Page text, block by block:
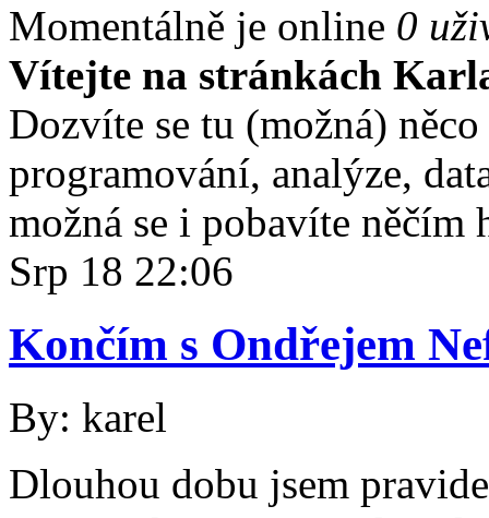
Momentálně je online 0
Vítejte na stránkách
Dozvíte se tu (možná)
programování, analýze,
možná se i pobavíte něčím
Srp 18 22:06
Končím s Ondřejem
By: karel
Dlouhou dobu jsem